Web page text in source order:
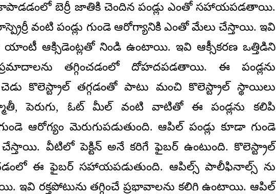
కాపాడ‌డంలో బెర్రీ జాతికి చెందిన పండ్లు ఎంతో స‌హాయ‌ప‌డ‌తాయి.
రాస్ప్రెర్రీ వంటి పండ్లు గుండె ఆరోగ్యానికి ఎంతో మేలు చేస్తాయి. ఇవి
యాంటీ ఆక్సిడెంట్ల‌తో నిండి ఉంటాయి. ఇవి ఆక్సీక‌ర‌ణ ఒత్తిడిని
ప్ర‌మాదాల‌ను త‌గ్గించ‌డంలో దోహ‌ద‌ప‌డ‌తాయి. ఈ పండ్ల‌ను
చెడు కొలెస్ట్రాల్ త‌గ్గ‌డంతో పాటు మంచి కొలెస్ట్రాల్ స్థాయిలు
పెరుగు, ఓట్ మీల్ వంటి వాటితో ఈ పండ్ల‌ను క‌లిపి
ఆరోగ్యం మెరుగుప‌డుతుంది. ఆపిల్ పండ్లు కూడా గుండె
వీటిలో పెక్టిన్ అనే క‌రిగే ఫైబ‌ర్ ఉంటుంది. కొలెస్ట్రాల్
ఈ ఫైబ‌ర్ స‌హాయ‌ప‌డుతుంది. ఆపిల్స్ పాలీఫినాల్స్ ను
ఇవి ర‌క్త‌పోటును త‌గ్గించే ప్ర‌భావాల‌ను క‌లిగి ఉంటాయి. ఆపిల్